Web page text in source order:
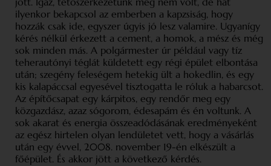
ilyenkor bekapcsol az emberben a kapzsiság, hogy
hozzák csak ide, egyszer úgyis jó lesz valamire. Ugyanígy
kérés nélkül érkezett a cement, a homok, a mész és még
sok minden más. A polgármester úr például vagy tíz
teherautónyi téglát küldetett egy régi épület elbontása
után; szegény feleségem hetekig ült a hokedlin, és egy
kis kalapáccsal egyesével tisztogatta le róluk a habarcsot.
Az építőcsapat egy kárpitos, egy rendőr meg egy
közgazdász, azaz sógorom, édesapám és én voltunk. A
sok akarat és energia összeadódásának eredményeként
az egész hirtelen olyan lendületet vett, hogy a vásárlás
után egy évvel, 2008. november 19-én elkészült a
főépület. És akkor jött a következő kérdés.